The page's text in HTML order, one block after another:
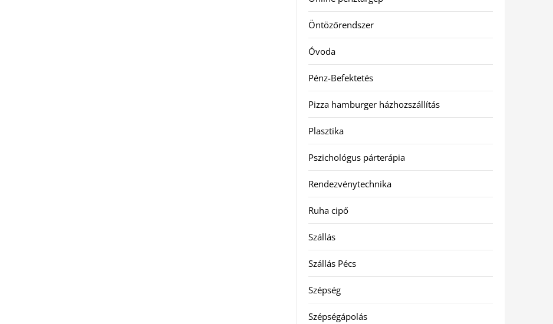
Öntözőrendszer
Óvoda
Pénz-Befektetés
Pizza hamburger házhozszállítás
Plasztika
Pszichológus párterápia
Rendezvénytechnika
Ruha cipő
Szállás
Szállás Pécs
Szépség
Szépségápolás